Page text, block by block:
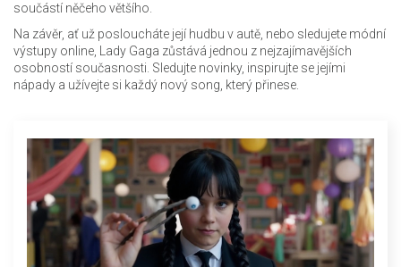
součástí něčeho většího.
Na závěr, ať už posloucháte její hudbu v autě, nebo sledujete módní
výstupy online, Lady Gaga zůstává jednou z nejzajímavějších
osobností současnosti. Sledujte novinky, inspirujte se jejími
nápady a užívejte si každý nový song, který přinese.